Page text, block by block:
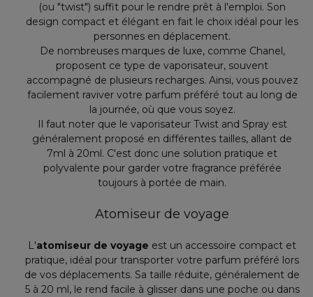
(ou "twist") suffit pour le rendre prêt à l'emploi. Son
design compact et élégant en fait le choix idéal pour les
personnes en déplacement.
De nombreuses marques de luxe, comme Chanel,
proposent ce type de vaporisateur, souvent
accompagné de plusieurs recharges. Ainsi, vous pouvez
facilement raviver votre parfum préféré tout au long de
la journée, où que vous soyez.
Il faut noter que le vaporisateur Twist and Spray est
généralement proposé en différentes tailles, allant de
7ml à 20ml. C'est donc une solution pratique et
polyvalente pour garder votre fragrance préférée
toujours à portée de main.
Atomiseur de voyage
L'atomiseur de voyage est un accessoire compact et
pratique, idéal pour transporter votre parfum préféré lors
de vos déplacements. Sa taille réduite, généralement de
5 à 20 ml, le rend facile à glisser dans une poche ou dans